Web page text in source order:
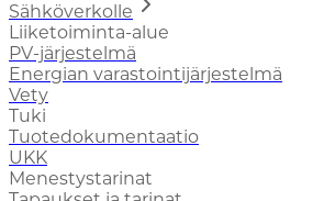
Sähköverkolle
Liiketoiminta-alue
PV-järjestelmä
Energian varastointijärjestelmä
Vety
Tuki
Tuotedokumentaatio
UKK
Menestystarinat